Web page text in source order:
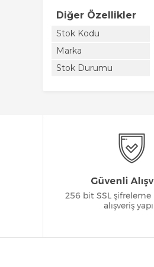
Diğer Özellikler
Stok Kodu
Marka
Stok Durumu